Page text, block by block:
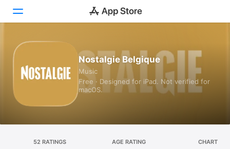
Games
Nostalgie Belgique
Music
Free · Designed for iPad. Not verified for
macOS.
52 RATINGS AGE RATING CHART